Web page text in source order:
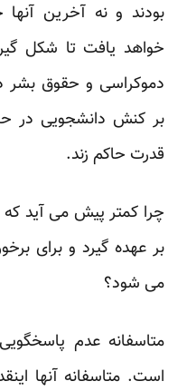
بودند و نه آخرین آنها
خواهد یافت تا شکل
دموکراسی و حقوق بشر
بر کنش دانشجویی در
قدرت حاکم زند.
چرا کمتر پیش می آید که
بر عهده گیرد و برای
می شود؟
متاسفانه عدم
است. متاسفانه آنها